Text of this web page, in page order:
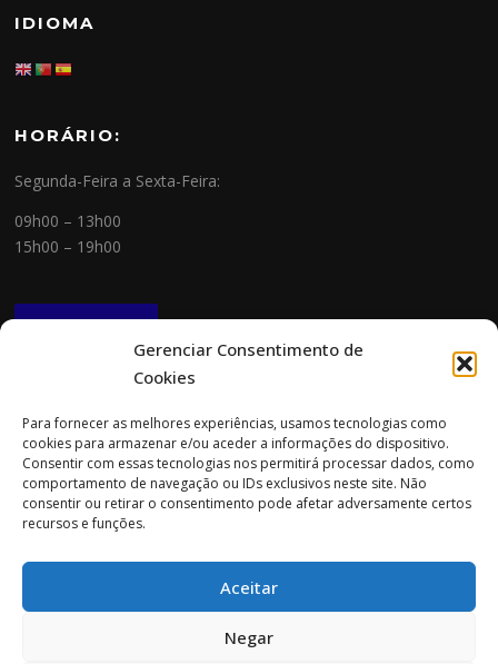
Gerenciar Consentimento de
Cookies
Para fornecer as melhores experiências, usamos tecnologias como
cookies para armazenar e/ou aceder a informações do dispositivo.
Consentir com essas tecnologias nos permitirá processar dados, como
comportamento de navegação ou IDs exclusivos neste site. Não
consentir ou retirar o consentimento pode afetar adversamente certos
recursos e funções.
Aceitar
Negar
IDIOMA
HORÁRIO:
Segunda-Feira a Sexta-Feira:
09h00 – 13h00
15h00 – 19h00
NEWSLETTER
Morada:
Rua Cidade do Porto 151
4705-085 Braga
Tlm: 919 782 600 (chamada para a rede móvel nacional)